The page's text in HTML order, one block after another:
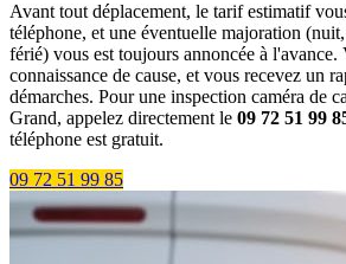
Avant tout déplacement, le tarif estimatif
téléphone, et une éventuelle majoration
férié) vous est toujours annoncée à l'avance.
connaissance de cause, et vous recevez un
démarches. Pour une inspection caméra de
Grand, appelez directement le 09 72 51 99
téléphone est gratuit.
09 72 51 99 85